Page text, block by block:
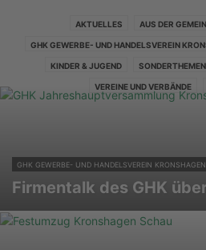
AKTUELLES AUS DER
GHK GEWERBE- UND HANDELSVEREIN
KINDER & JUGEND SONDERTHEMEN
VEREINE UND VERBÄNDE
GHK GEWERBE- UND HANDELSVEREIN KRONSHAGEN
Firmentalk des GHK